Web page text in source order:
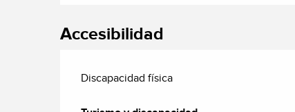
Accesibilidad
Discapacidad física